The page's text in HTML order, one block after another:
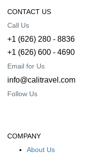
CONTACT US
Call Us
+1 (626) 280 - 8836
+1 (626) 600 - 4690
Email for Us
info@calitravel.com
Follow Us
COMPANY
About Us